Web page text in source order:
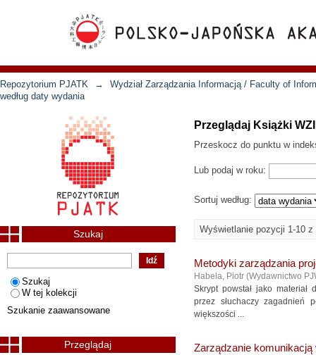
Repozytorium PJATK →
Wydział Zarządzania Informacją / Faculty of
według daty wydania
Przeglądaj Książki
Przeskocz do punktu w
Lub podaj w roku:
Sortuj według:
Wyświetlanie pozycji 1-10 z
Metodyki zarządzania
Habela, Piotr (Wydawnictwo
Skrypt powstał jako materiał
przez słuchaczy zagadnień
większości ...
Zarządzanie
Szukaj
Szukaj
W tej kolekcji
Szukanie zaawansowane
Przeglądaj